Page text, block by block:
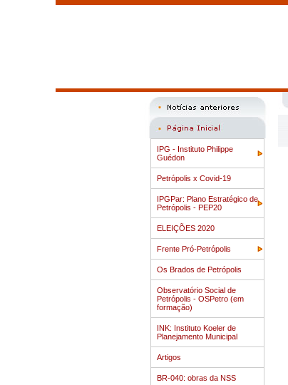
IPG - Instituto Philippe
Guédon
Petrópolis x Covid-19
IPGPar: Plano Estratégico de
Petrópolis - PEP20
ELEIÇÕES 2020
Frente Pró-Petrópolis
Os Brados de Petrópolis
Observatório Social de
Petrópolis - OSPetro (em
formação)
INK: Instituto Koeler de
Planejamento Municipal
Artigos
BR-040: obras da NSS